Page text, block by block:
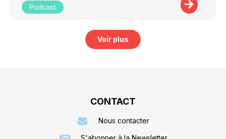
Podcast
Voir plus
CONTACT
Nous contacter